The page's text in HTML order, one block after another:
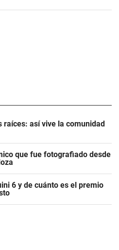
raíces: así vive la comunidad
que fue fotografiado desde
6 y de cuánto es el premio